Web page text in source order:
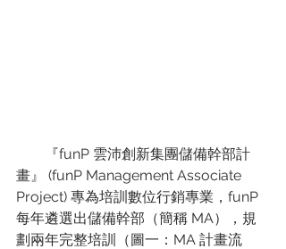
畫』 (funP Management Associate
Project) 專為培訓數位行銷專業，funP
每年遴選出儲備幹部（簡稱 MA），規
劃兩年完整培訓（圖一：MA 計畫流